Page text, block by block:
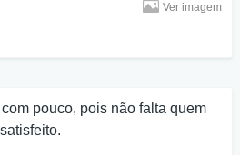
Ver imagem
pouco, pois não falta quem